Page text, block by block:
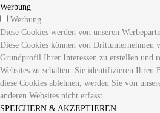
Werbung
Werbung
Diese Cookies werden von unseren
Diese Cookies können von Drittunternehmen
Grundprofil Ihrer Interessen zu erstellen und
Websites zu schalten. Sie identifizieren Ihren
diese Cookies ablehnen, werden Sie von
anderen Websites nicht erfasst.
SPEICHERN & AKZEPTIEREN